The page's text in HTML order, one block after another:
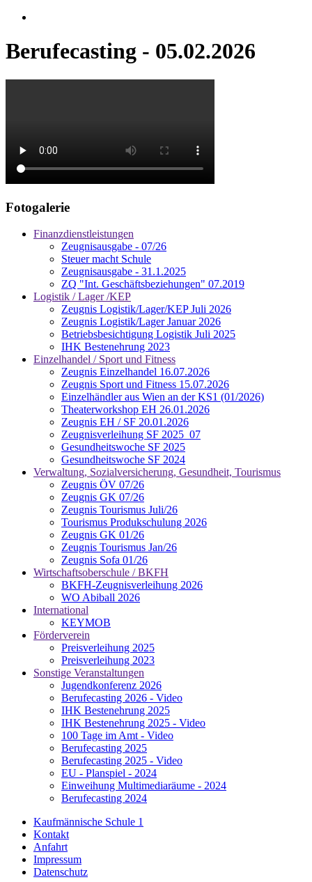
Berufecasting - 05.02.2026
Fotogalerie
Finanzdienstleistungen
Zeugnisausgabe - 07/26
Steuer macht Schule
Zeugnisausgabe - 31.1.2025
ZQ "Int. Geschäftsbeziehungen" 07.2019
Logistik / Lager /KEP
Zeugnis Logistik/Lager/KEP Juli 2026
Zeugnis Logistik/Lager Januar 2026
Betriebsbesichtigung Logistik Juli 2025
IHK Bestenehrung 2023
Einzelhandel / Sport und Fitness
Zeugnis Einzelhandel 16.07.2026
Zeugnis Sport und Fitness 15.07.2026
Einzelhändler aus Wien an der KS1 (01/2026)
Theaterworkshop EH 26.01.2026
Zeugnis EH / SF 20.01.2026
Zeugnisverleihung SF 2025_07
Gesundheitswoche SF 2025
Gesundheitswoche SF 2024
Verwaltung, Sozialversicherung, Gesundheit, Tourismus
Zeugnis ÖV 07/26
Zeugnis GK 07/26
Zeugnis Tourismus Juli/26
Tourismus Produkschulung 2026
Zeugnis GK 01/26
Zeugnis Tourismus Jan/26
Zeugnis Sofa 01/26
Wirtschaftsoberschule / BKFH
BKFH-Zeugnisverleihung 2026
WO Abiball 2026
International
KEYMOB
Förderverein
Preisverleihung 2025
Preisverleihung 2023
Sonstige Veranstaltungen
Jugendkonferenz 2026
Berufecasting 2026 - Video
IHK Bestenehrung 2025
IHK Bestenehrung 2025 - Video
100 Tage im Amt - Video
Berufecasting 2025
Berufecasting 2025 - Video
EU - Planspiel - 2024
Einweihung Multimediaräume - 2024
Berufecasting 2024
Kaufmännische Schule 1
Kontakt
Anfahrt
Impressum
Datenschutz